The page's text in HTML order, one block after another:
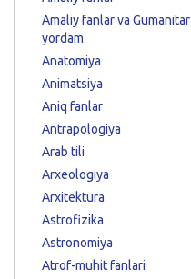
Amaliy fanlar va Gumanitar
yordam
Anatomiya
Animatsiya
Aniq fanlar
Antrapologiya
Arab tili
Arxeologiya
Arxitektura
Astrofizika
Astronomiya
Atrof-muhit fanlari